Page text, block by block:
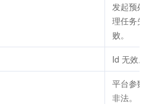
发起预处
理任务失
败。
Id 无效。
平台参数
非法。